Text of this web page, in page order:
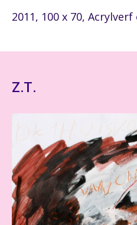
2011, 100 x 70,
Z.T.